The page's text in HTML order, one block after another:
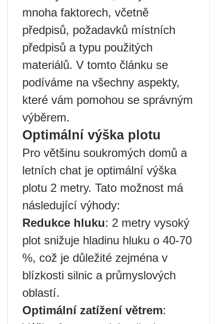
mnoha faktorech, včetně
předpisů, požadavků místních
předpisů a typu použitých
materiálů. V tomto článku se
podíváme na všechny aspekty,
které vám pomohou se správným
výběrem.
Optimální výška plotu
Pro většinu soukromých domů a
letních chat je optimální výška
plotu 2 metry. Tato možnost má
následující výhody:
Redukce hluku: 2 metry vysoký
plot snižuje hladinu hluku o 40-70
%, což je důležité zejména v
blízkosti silnic a průmyslových
oblastí.
Optimální zatížení větrem: